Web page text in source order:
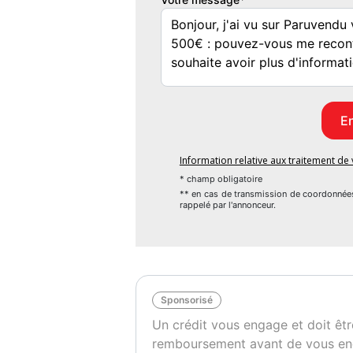
- camera recul : oui
- carnet entretien : oui
- climatisation : automatique
- climatisation : automatique
- feux de circulation diurne : oui
- feux route automatiques : oui
- feux led : oui
- fixations isofix : oui
- jantes : aluminium
- limiteur de vitesse : oui
- ordinateur de bord : oui
- pack eclairage ambiance : oui
Information relative aux traitement de
* champ obligatoire
** en cas de transmission de
rappelé par l'annonceur.
Sponsorisé
Un crédit vous engage et doit
remboursement avant de vous